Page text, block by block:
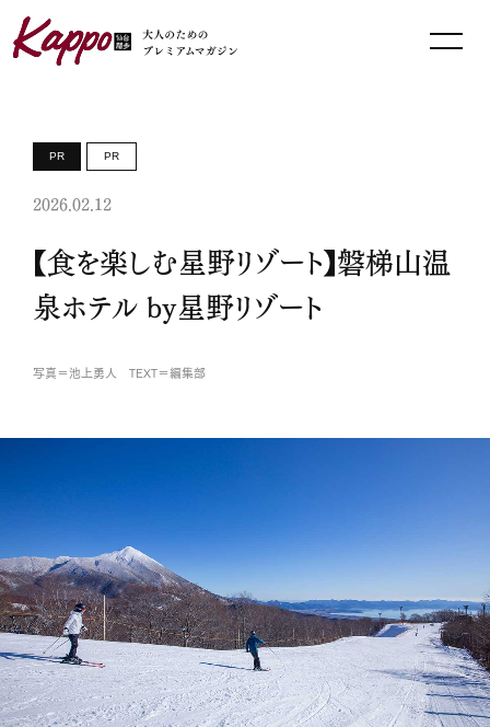
PR PR
2026.02.12
【食を楽しむ星野リゾート】磐梯山温
泉ホテル by星野リゾート
写真＝池上勇人 TEXT＝編集部